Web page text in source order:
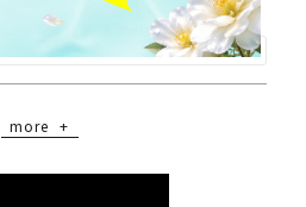
more